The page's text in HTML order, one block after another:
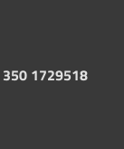
350 1729518